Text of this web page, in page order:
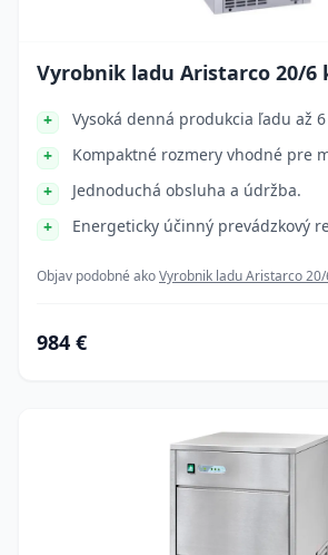
Vyrobnik ladu Aristarco 20/6
Vysoká denná produkcia ľadu až
Kompaktné rozmery vhodné pre
Jednoduchá obsluha a údržba.
Energeticky účinný prevádzkový
Objav podobné akoVyrobnik ladu Aristarco 20/
984 €